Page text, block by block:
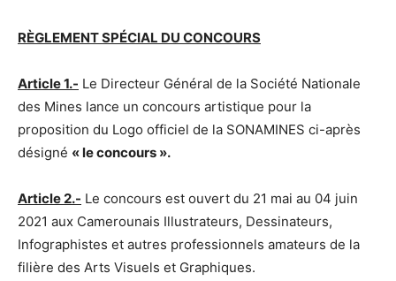
RÈGLEMENT SPÉCIAL DU CONCOURS
Article 1.- Le Directeur Général de la Société Nationale
des Mines lance un concours artistique pour la
proposition du Logo officiel de la SONAMINES ci-après
désigné « le concours ».
Article 2.- Le concours est ouvert du 21 mai au 04 juin
2021 aux Camerounais Illustrateurs, Dessinateurs,
Infographistes et autres professionnels amateurs de la
filière des Arts Visuels et Graphiques.